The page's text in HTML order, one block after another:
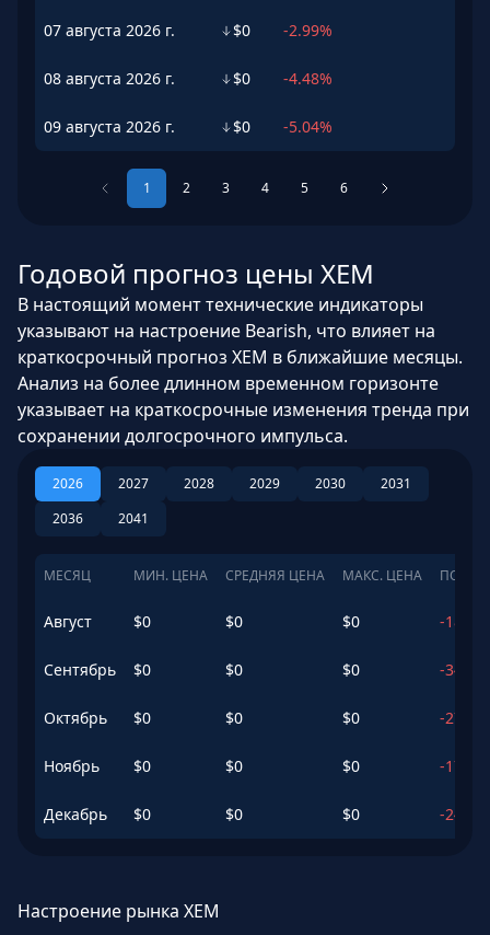
07 августа 2026 г. $0 -2.99%
08 августа 2026 г. $0 -4.48%
09 августа 2026 г. $0 -5.04%
1 2 3 4 5 6
Годовой прогноз цены XEM
В настоящий момент технические индикаторы
указывают на настроение Bearish, что влияет на
краткосрочный прогноз XEM в ближайшие месяцы.
Анализ на более длинном временном горизонте
указывает на краткосрочные изменения тренда при
сохранении долгосрочного импульса.
2026 2027 2028 2029 2030
2031
2036
2041
МЕСЯЦ МИН. ЦЕНА СРЕДНЯЯ ЦЕНА МАКС. ЦЕНА
Август $0 $0 $0 -18.82
Сентябрь $0 $0 $0 -34.7
Октябрь $0 $0 $0 -27.48
Ноябрь $0 $0 $0 -17.95
Декабрь $0 $0 $0 -24.33
Настроение рынка XEM